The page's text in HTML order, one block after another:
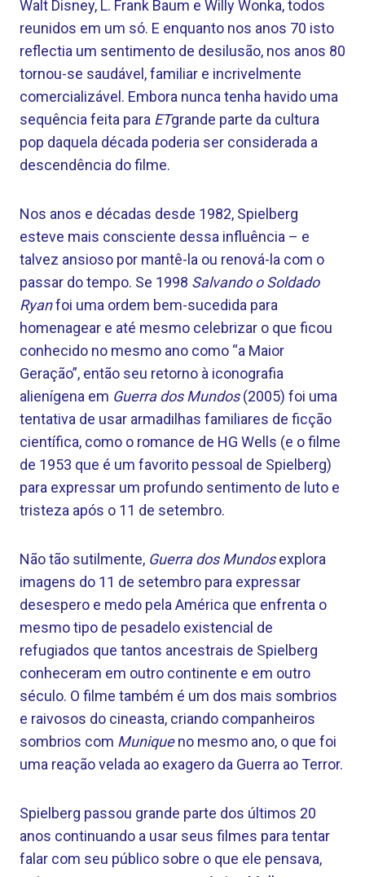
Walt Disney, L. Frank Baum e Willy Wonka, todos
reunidos em um só. E enquanto nos anos 70 isto
reflectia um sentimento de desilusão, nos anos 80
tornou-se saudável, familiar e incrivelmente
comercializável. Embora nunca tenha havido uma
sequência feita para ETgrande parte da cultura
pop daquela década poderia ser considerada a
descendência do filme.
Nos anos e décadas desde 1982, Spielberg
esteve mais consciente dessa influência – e
talvez ansioso por mantê-la ou renová-la com o
passar do tempo. Se 1998 Salvando o Soldado
Ryanfoi uma ordem bem-sucedida para
homenagear e até mesmo celebrizar o que ficou
conhecido no mesmo ano como “a Maior
Geração”, então seu retorno à iconografia
alienígena em Guerra dos Mundos(2005) foi uma
tentativa de usar armadilhas familiares de ficção
científica, como o romance de HG Wells (e o filme
de 1953 que é um favorito pessoal de Spielberg)
para expressar um profundo sentimento de luto e
tristeza após o 11 de setembro.
Não tão sutilmente, Guerra dos Mundosexplora
imagens do 11 de setembro para expressar
desespero e medo pela América que enfrenta o
mesmo tipo de pesadelo existencial de
refugiados que tantos ancestrais de Spielberg
conheceram em outro continente e em outro
século. O filme também é um dos mais sombrios
e raivosos do cineasta, criando companheiros
sombrios com Muniqueno mesmo ano, o que foi
uma reação velada ao exagero da Guerra ao Terror.
Spielberg passou grande parte dos últimos 20
anos continuando a usar seus filmes para tentar
falar com seu público sobre o que ele pensava,